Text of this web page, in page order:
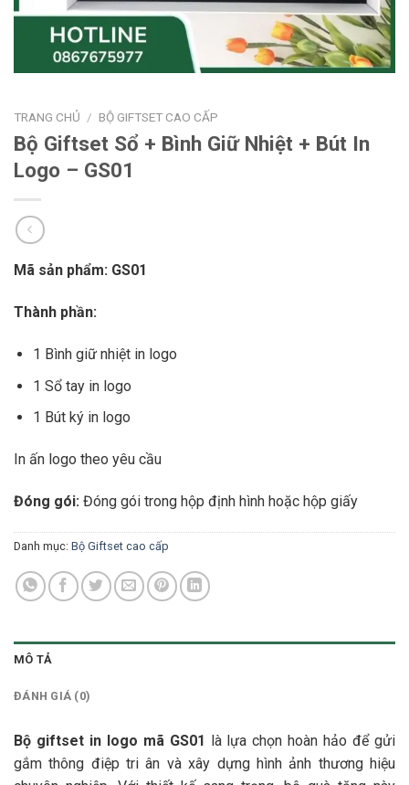
TRANG CHỦ / BỘ GIFTSET CAO CẤP
Bộ Giftset Sổ + Bình Giữ Nhiệt + Bút In
Logo – GS01
Mã sản phẩm: GS01
Thành phần:
1 Bình giữ nhiệt in logo
1 Sổ tay in logo
1 Bút ký in logo
In ấn logo theo yêu cầu
Đóng gói: Đóng gói trong hộp định hình hoặc hộp giấy
Danh mục: Bộ Giftset cao cấp
MÔ TẢ
ĐÁNH GIÁ (0)
Bộ giftset in logo mã GS01 là lựa chọn hoàn hảo để gửi
gắm thông điệp tri ân và xây dựng hình ảnh thương hiệu